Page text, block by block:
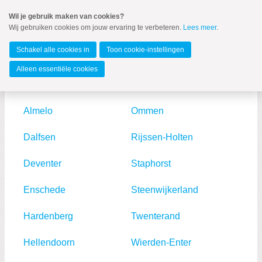
naar
Spring
de
inhoud
Spring
naar
Overijssel
MENU
Waterschappen
Perspectief jongeren
Klik op de naam om naar de lokale website te gaan.
Almelo Ommen
Dalfsen Rijssen-Holten
Deventer Staphorst
Enschede Steenwijkerland
Hardenberg Twenterand
Hellendoorn Wierden-Enter
Wil je gebruik maken van cookies?
Wij gebruiken cookies om jouw ervaring te verbeteren. Lees meer.
Schakel alle cookies in Toon cookie-instellingen
Alleen essentiële cookies